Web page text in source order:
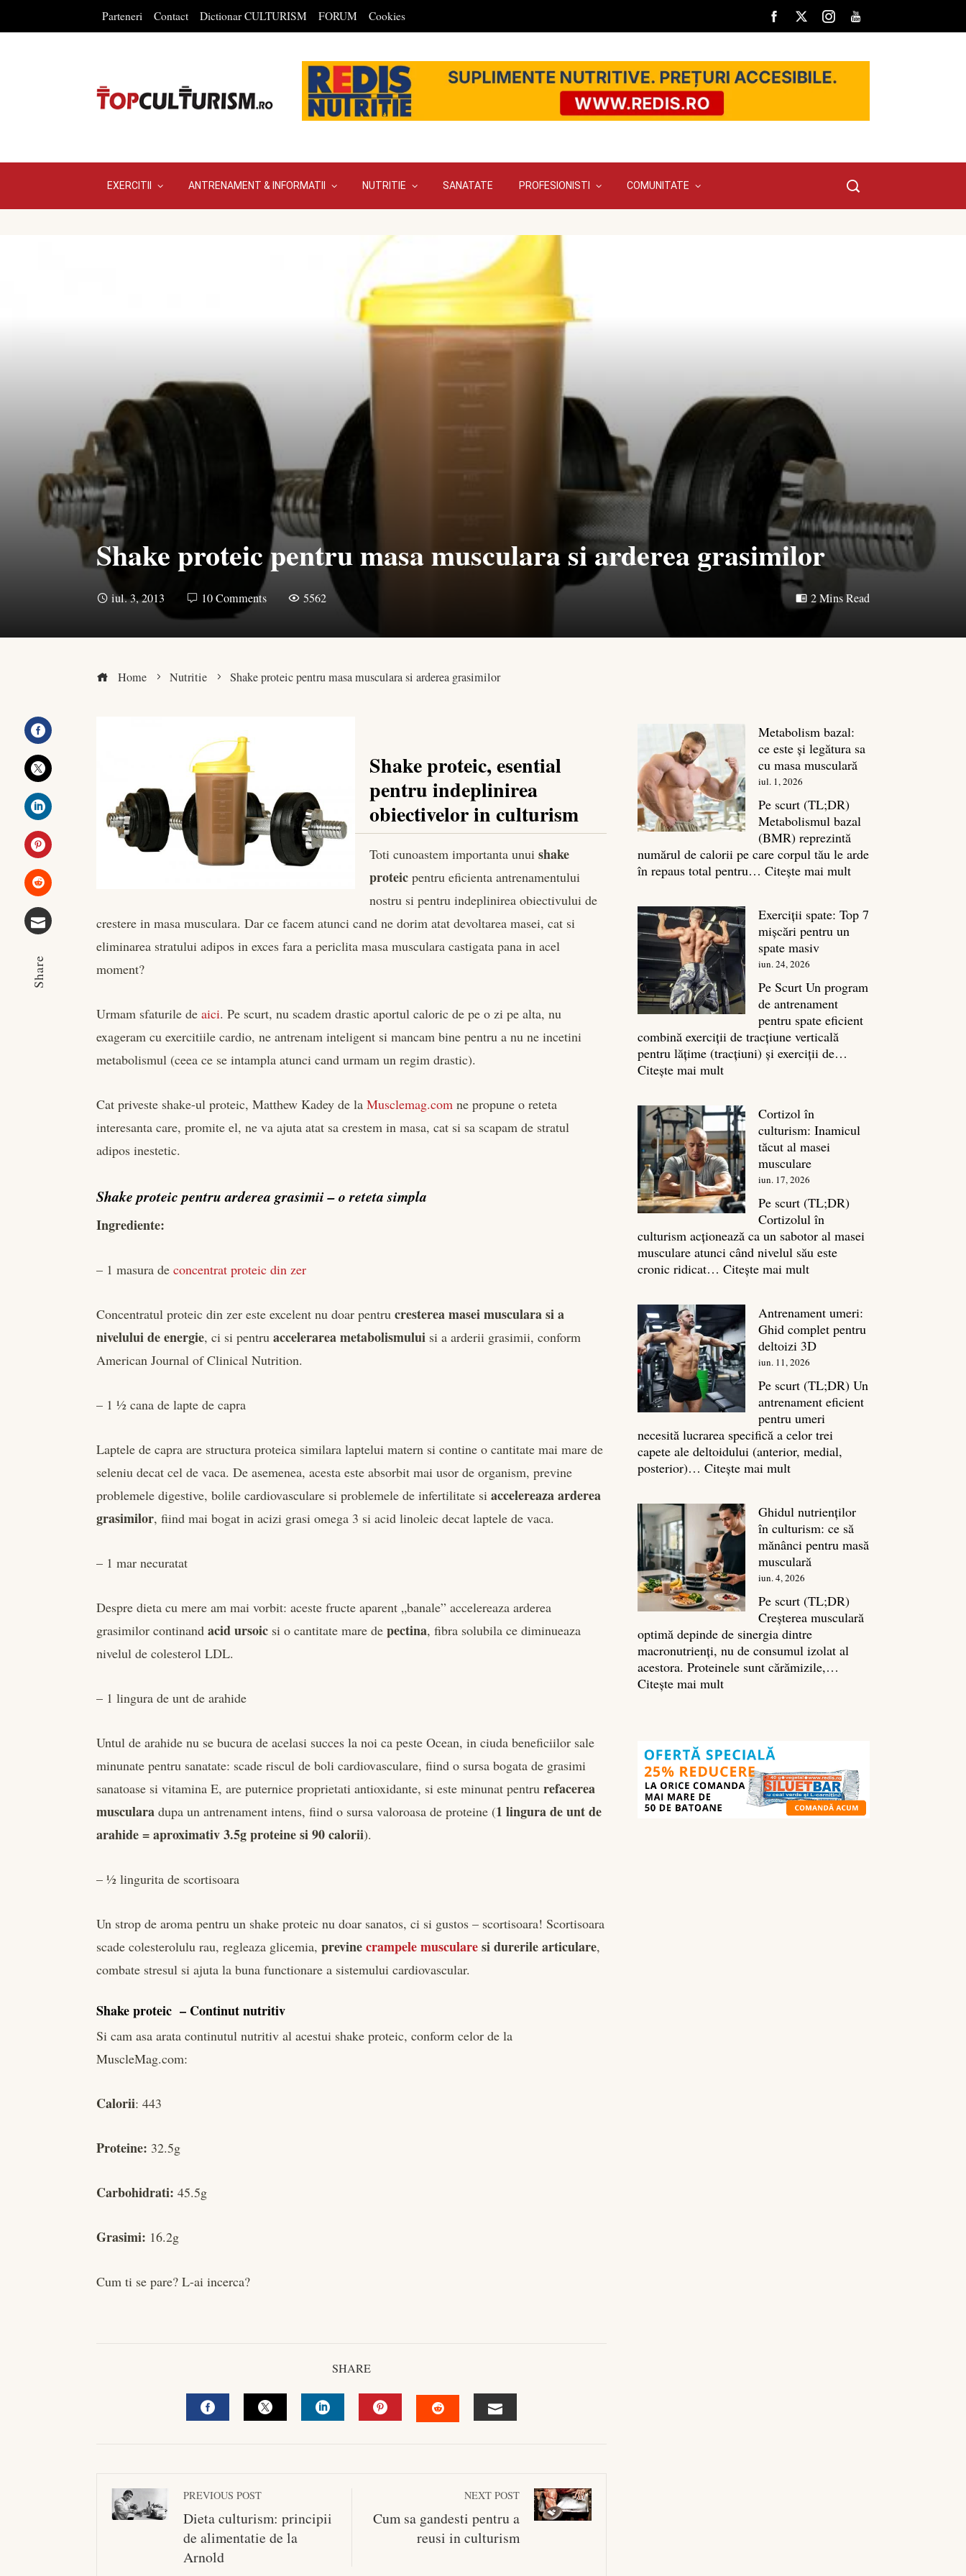
Parteneri Contact Dictionar CULTURISM FORUM Cookies
EXERCITII ANTRENAMENT & INFORMATII NUTRITIE SANATATE PROFESIONISTI COMUNITATE
Shake proteic pentru masa musculara si arderea grasimilor
iul. 3, 2013 10 Comments 5562 2 Mins Read
Home Nutritie Shake proteic pentru masa musculara si arderea grasimilor
Facebook
Twitter
LinkedIn
Pinterest
Stumbleupon
Share
Shake proteic, esential
pentru indeplinirea
obiectivelor in culturism
Toti cunoastem importanta unuishake
proteic pentru eficienta antrenamentului
nostru si pentru indeplinirea obiectivului de
crestere in masa musculara. Dar ce facem atunci cand ne dorim atat devoltarea masei, cat si
eliminarea stratului adipos in exces fara a periclita masa musculara castigata pana in acel
moment?
Urmam sfaturile de aici. Pe scurt, nu scadem drastic aportul caloric de pe o zi pe alta, nu
exageram cu exercitiile cardio, ne antrenam inteligent si mancam bine pentru a nu ne incetini
metabolismul (ceea ce se intampla atunci cand urmam un regim drastic).
Cat priveste shake-ul proteic, Matthew Kadey de laMusclemag.com ne propune o reteta
interesanta care, promite el, ne va ajuta atat sa crestem in masa, cat si sa scapam de stratul
adipos inestetic.
Shake proteic pentru arderea grasimii – o reteta simpla
Ingrediente:
– 1 masura deconcentrat proteic din zer
Concentratul proteic din zer este excelent nu doar pentrucresterea masei musculara si a
nivelului de energie, ci si pentruaccelerarea metabolismului si a arderii grasimii, conform
American Journal of Clinical Nutrition.
– 1 ½ cana de lapte de capra
Laptele de capra are structura proteica similara laptelui matern si contine o cantitate mai mare de
seleniu decat cel de vaca. De asemenea, acesta este absorbit mai usor de organism, previne
problemele digestive, bolile cardiovasculare si problemele de infertilitate siaccelereaza arderea
grasimilor, fiind mai bogat in acizi grasi omega 3 si acid linoleic decat laptele de vaca.
– 1 mar necuratat
Despre dieta cu mere am mai vorbit: aceste fructe aparent „banale” accelereaza arderea
grasimilor continandacid ursoic si o cantitate mare depectina, fibra solubila ce diminueaza
nivelul de colesterol LDL.
– 1 lingura de unt de arahide
Untul de arahide nu se bucura de acelasi succes la noi ca peste Ocean, in ciuda beneficiilor sale
minunate pentru sanatate: scade riscul de boli cardiovasculare, fiind o sursa bogata de grasimi
sanatoase si vitamina E, are puternice proprietati antioxidante, si este minunat pentrurefacerea
musculara dupa un antrenament intens, fiind o sursa valoroasa de proteine (1 lingura de unt de
arahide = aproximativ 3.5g proteine si 90 calorii).
– ½ lingurita de scortisoara
Un strop de aroma pentru un shake proteic nu doar sanatos, ci si gustos – scortisoara! Scortisoara
scade colesterolulu rau, regleaza glicemia,previnecrampele muscularesi durerile articulare,
combate stresul si ajuta la buna functionare a sistemului cardiovascular.
Shake proteic – Continut nutritiv
Si cam asa arata continutul nutritiv al acestui shake proteic, conform celor de la
MuscleMag.com:
Calorii: 443
Proteine: 32.5g
Carbohidrati: 45.5g
Grasimi: 16.2g
Cum ti se pare? L-ai incerca?
SHARE
PREVIOUS POST
Dieta culturism: principii
de alimentatie de la
Arnold
NEXT POST
Cum sa gandesti pentru a
reusi in culturism
Metabolism bazal:
ce este și legătura sa
cu masa musculară
iul. 1, 2026
Pe scurt (TL;DR)
Metabolismul bazal
(BMR) reprezintă
numărul de calorii pe care corpul tău le arde
în repaus total pentru…Citește mai mult:
ce
sa
masa
Exerciții spate: Top 7
mișcări pentru un
spate masiv
iun. 24, 2026
Pe Scurt Un program
de antrenament
pentru spate eficient
combină exerciții de tracțiune verticală
pentru lățime (tracțiuni) și exerciții de…
Citește mai mult:
spate:
Top
7
mișcări
pentru
un
spate
masiv
Cortizol în
culturism: Inamicul
tăcut al masei
musculare
iun. 17, 2026
Pe scurt (TL;DR)
Cortizolul în
culturism acționează ca un sabotor al masei
musculare atunci când nivelul său este
cronic ridicat…Citește mai mult:
culturism:
Inamicul
tăcut
al
masei
musculare
Antrenament umeri:
Ghid complet pentru
deltoizi 3D
iun. 11, 2026
Pe scurt (TL;DR) Un
antrenament eficient
pentru umeri
necesită lucrarea specifică a celor trei
capete ale deltoidului (anterior, medial,
posterior)…Citește mai mult:
Ghid
complet
pentru
deltoizi
3D
Ghidul nutrienților
în culturism: ce să
mănânci pentru masă
musculară
iun. 4, 2026
Pe scurt (TL;DR)
Creșterea musculară
optimă depinde de sinergia dintre
macronutrienți, nu de consumul izolat al
acestora. Proteinele sunt cărămizile,…
Citește mai mult:
culturism:
ce
să
mănânci